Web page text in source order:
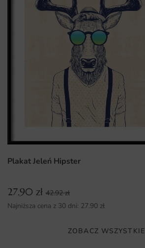
Plakat Jeleń Hipster
27.90 zł 42.92zł
Najniższa cena z 30 dni: 27.90 zł
ZOBACZ WSZYSTKIE